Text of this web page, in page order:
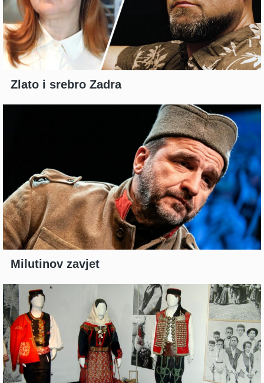
Zlato i srebro Zadra
Milutinov zavjet